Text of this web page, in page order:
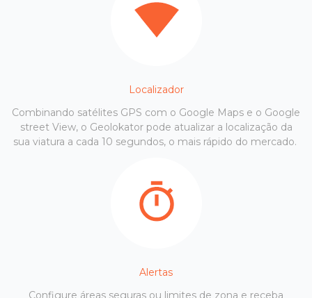
Localizador
Combinando satélites GPS com o Google Maps e o Google
street View, o Geolokator pode atualizar a localização da
sua viatura a cada 10 segundos, o mais rápido do mercado.
Alertas
Configure áreas seguras ou limites de zona e receba